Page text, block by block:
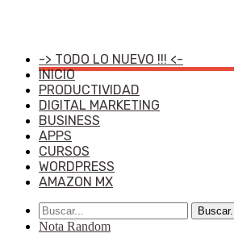
-> TODO LO NUEVO !!! <-
INICIO
PRODUCTIVIDAD
DIGITAL MARKETING
BUSINESS
APPS
CURSOS
WORDPRESS
AMAZON MX
Nota Random